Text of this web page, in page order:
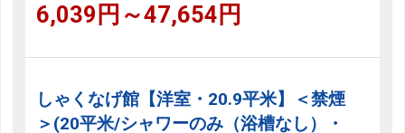
6,039円～47,654円
しゃくなげ館【洋室・20.9平米】＜禁煙
＞(20平米/シャワーのみ（浴槽なし）・